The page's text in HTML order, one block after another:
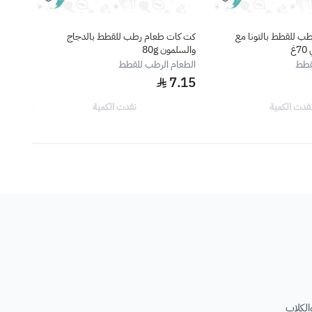
للقطط بالتونا مع
نفدت الكمية
كت كات طعام رطب للقطط بالدجاج
والسلمون 80g
الطعام الرطب للقطط
7.15
نفدت الكمية